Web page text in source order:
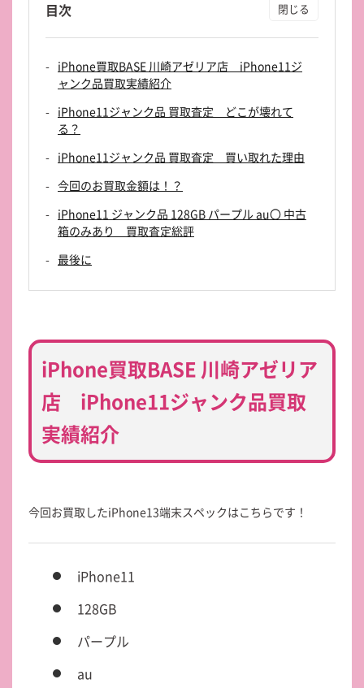
目次
iPhone買取BASE 川崎アゼリア店 iPhone11ジ
ャンク品買取実績紹介
iPhone11ジャンク品 買取査定 どこが壊れて
る？
iPhone11ジャンク品 買取査定 買い取れた理由
今回のお買取金額は！？
iPhone11 ジャンク品 128GB パープル au〇 中古
箱のみあり 買取査定総評
最後に
iPhone買取BASE 川崎アゼリア
店 iPhone11ジャンク品買取
実績紹介
今回お買取したiPhone13端末スペックはこちらです！
iPhone11
128GB
パープル
au